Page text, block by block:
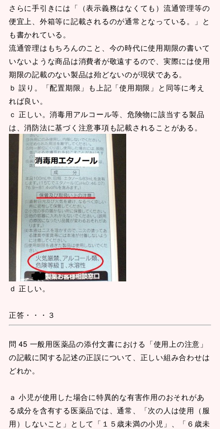
さらに手引きには「（表示義務はなくても）流通管理等の
便宜上、外箱等に記載されるのが通常となっている。」と
も書かれている。
流通管理はもちろんのこと、今の時代に使用期限の書いて
いないような商品は消費者が敬遠するので、実際には使用
期限の記載のない製品は殆どないのが現状である。
ｂ 誤り。「配置期限」も上記「使用期限」と同等に考え
れば良い。
ｃ 正しい。消毒用アルコール等、危険物に該当する製品
は、消防法に基づく注意事項も記載されることがある。
ｄ 正しい。
正答・・・３
問 45 一般用医薬品の添付文書における「使用上の注意」
の記載に関する記述の正誤について、正しい組み合わせは
どれか。
ａ 小児が使用した場合に特異的な有害作用のおそれがあ
る成分を含有する医薬品では、通常、「次の人は使用（服
用）しないこと」として「１５歳未満の小児」、「６歳未